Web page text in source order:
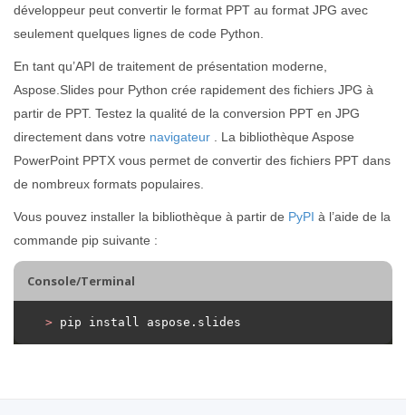
développeur peut convertir le format PPT au format JPG avec
seulement quelques lignes de code Python.
En tant qu’API de traitement de présentation moderne,
Aspose.Slides pour Python crée rapidement des fichiers JPG à
partir de PPT. Testez la qualité de la conversion PPT en JPG
directement dans votre navigateur . La bibliothèque Aspose
PowerPoint PPTX vous permet de convertir des fichiers PPT dans
de nombreux formats populaires.
Vous pouvez installer la bibliothèque à partir de PyPI à l’aide de la
commande pip suivante :
Console/Terminal
> pip install aspose.slides